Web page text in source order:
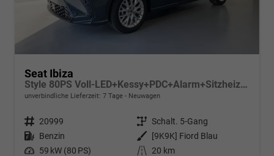
Seat Ibiza
Style 80PS Voll-LED+Kessy+PDC+Alarm+Sitzheizung+Kamera+App-Connect
unverbindliche Lieferzeit: 7 Tage Neuwagen
Fahrzeugnr. 20999 Getriebe Schalt. 5-Gang
Kraftstoff Benzin Außenfarbe
[9K9K] Fiord Blau
Leistung 59 kW (80 PS) Kilometerstand 20 km